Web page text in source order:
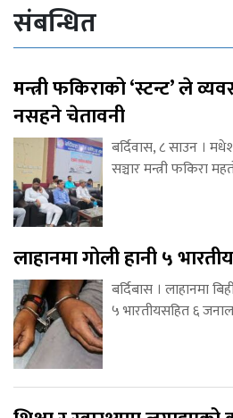
संबन्धित
मन्त्री फकिराको ‘स्टन्ट’ ले
नसहने चेतावनी
बर्दिवास, ८ साउन ।
सञ्चार मन्त्री फकिरा
लाहानमा गोली हानी ५
बर्दिबास । लाहानमा
५ भारतीयसहित ६